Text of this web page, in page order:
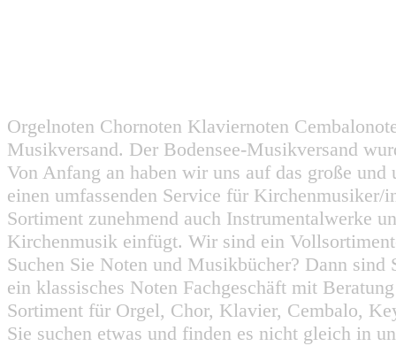
Orgelnoten Chornoten Klaviernoten
Musikversand. Der Bodensee-Musikversand
Von Anfang an haben wir uns auf das große
einen umfassenden Service für
Sortiment zunehmend auch Instrumentalwerke
Kirchenmusik einfügt. Wir sind ein
Suchen Sie Noten und Musikbücher? Dann
ein klassisches Noten Fachgeschäft mit
Sortiment für Orgel, Chor, Klavier, Cembalo,
Sie suchen etwas und finden es nicht gleich in